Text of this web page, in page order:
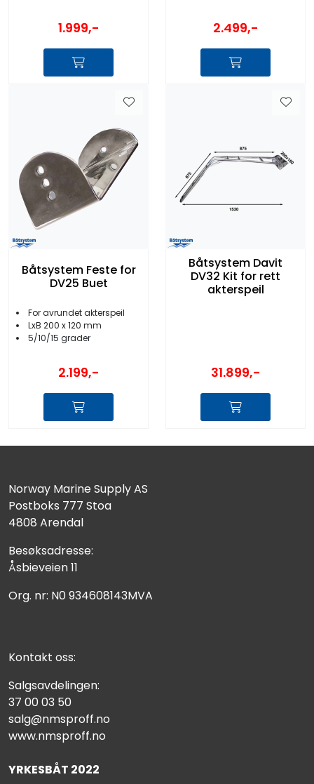
1.999,- 2.499,-
Båtsystem Feste for
DV25 Buet
For avrundet akterspeil
LxB 200 x 120 mm
5/10/15 grader
2.199,-
Båtsystem Davit
DV32 Kit for rett
akterspeil
31.899,-
Norway Marine Supply AS
Postboks 777 Stoa
4808 Arendal
Besøksadresse:
Åsbieveien 11
Org. nr: N0 934608143MVA
Kontakt oss:
Salgsavdelingen:
37 00 03 50
salg@nmsproff.no
www.nmsproff.no
YRKESBÅT 2022